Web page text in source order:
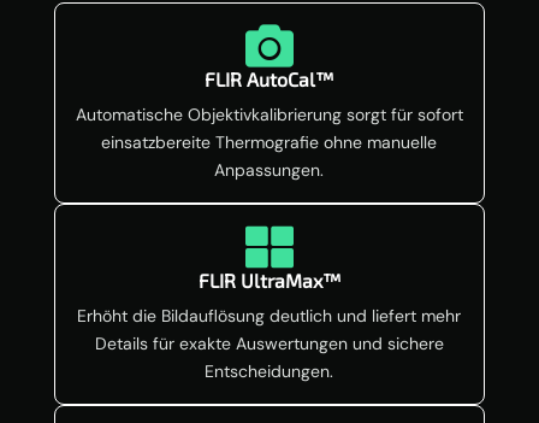

FLIR AutoCal™
Automatische Objektivkalibrierung sorgt für sofort
einsatzbereite Thermografie ohne manuelle
Anpassungen.

FLIR UltraMax™
Erhöht die Bildauflösung deutlich und liefert mehr
Details für exakte Auswertungen und sichere
Entscheidungen.